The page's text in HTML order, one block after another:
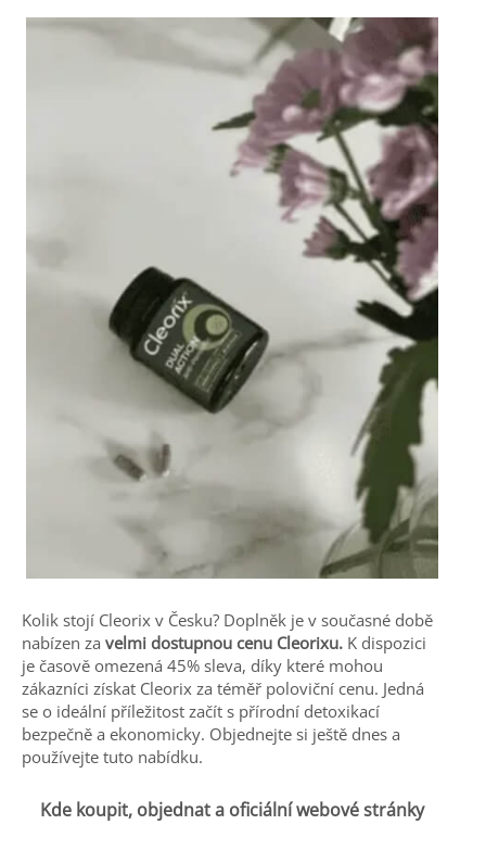
Kolik stojí Cleorix v Česku? Doplněk je v současné době
nabízen za velmi dostupnou cenu Cleorixu. K dispozici
je časově omezená 45% sleva, díky které mohou
zákazníci získat Cleorix za téměř poloviční cenu. Jedná
se o ideální příležitost začít s přírodní detoxikací
bezpečně a ekonomicky. Objednejte si ještě dnes a
používejte tuto nabídku.
Kde koupit, objednat a oficiální webové stránky